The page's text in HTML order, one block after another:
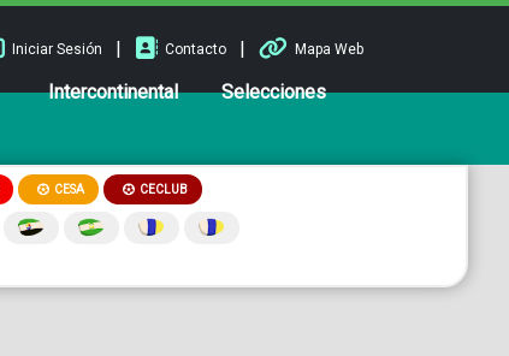
Iniciar Sesión | Contacto | Mapa Web
Intercontinental Selecciones
CESA CECLUB